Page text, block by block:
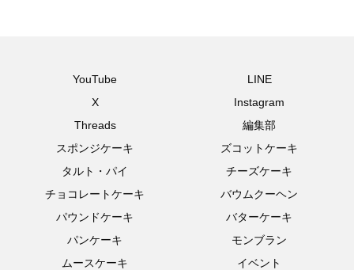
YouTube
LINE
X
Instagram
Threads
編集部
スポンジケーキ
ズコットケーキ
タルト・パイ
チーズケーキ
チョコレートケーキ
バウムクーヘン
パウンドケーキ
バターケーキ
パンケーキ
モンブラン
ムースケーキ
イベント